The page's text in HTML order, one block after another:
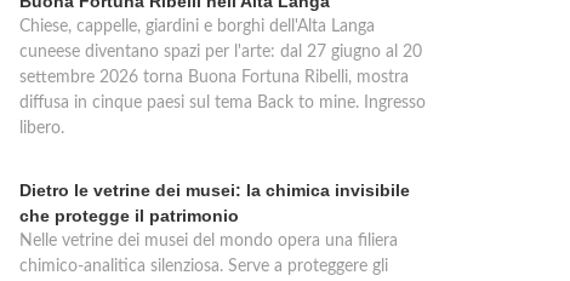
Chiese, cappelle, giardini e borghi dell'Alta Langa
cuneese diventano spazi per l'arte: dal 27 giugno al 20
settembre 2026 torna Buona Fortuna Ribelli, mostra
diffusa in cinque paesi sul tema Back to mine. Ingresso
libero.
Dietro le vetrine dei musei: la chimica invisibile
che protegge il patrimonio
Nelle vetrine dei musei del mondo opera una filiera
chimico-analitica silenziosa. Serve a proteggere gli